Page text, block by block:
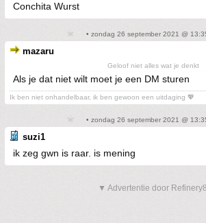
Conchita Wurst
• zondag 26 september 2021 @
mazaru
Geloof niet alles wat je denkt
Als je dat niet wilt moet je een DM sturen
Ik ben niet onhandelbaar, ik ben gewoon een uitdaging 💖
• zondag 26 september 2021 @
suzi1
ik zeg gwn is raar. is mening
▼ Advertentie door